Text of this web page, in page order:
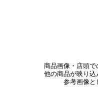
商品画像・店頭で
他の商品が映り込
参考画像と